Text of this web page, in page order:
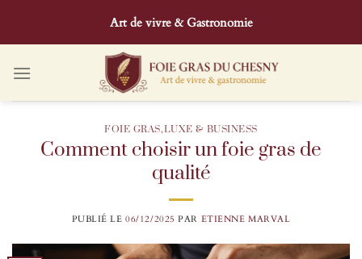
contenu
Art de vivre & Gastronomie
FOIE GRAS,LUXE & BUSINESS
Comment choisir un foie gras de
qualité
PUBLIÉ LE06/12/2025 PAR ETIENNE MARVAL